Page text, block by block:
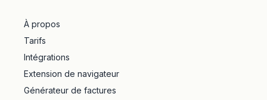
À propos
Tarifs
Intégrations
Extension de navigateur
Générateur de factures